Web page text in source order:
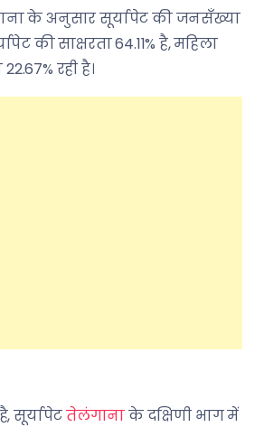
के अनुसार सूर्यापेट की जनसँख्या
की साक्षरता 64.11% है, महिला
रही है।
सूर्यापेटतेलंगानाके दक्षिणी भाग में